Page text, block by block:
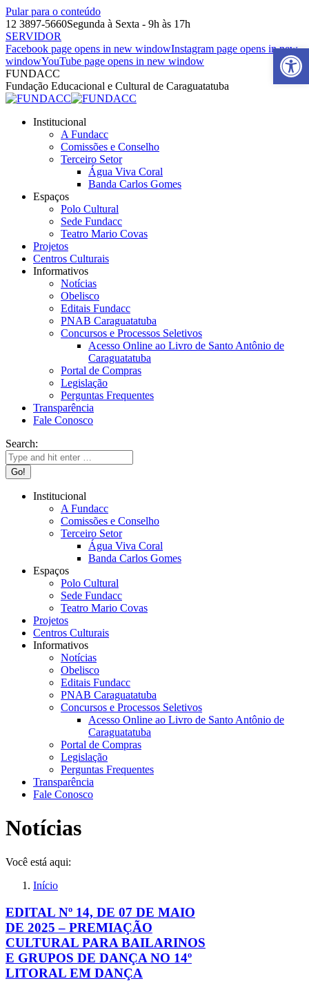
Pular para o conteúdo
12 3897-5660Segunda à Sexta - 9h às 17h
SERVIDOR
Facebook page opens in new windowInstagram page opens in new
windowYouTube page opens in new window
FUNDACC
Fundação Educacional e Cultural de Caraguatatuba
Institucional
A Fundacc
Comissões e Conselho
Terceiro Setor
Água Viva Coral
Banda Carlos Gomes
Espaços
Polo Cultural
Sede Fundacc
Teatro Mario Covas
Projetos
Centros Culturais
Informativos
Notícias
Obelisco
Editais Fundacc
PNAB Caraguatatuba
Concursos e Processos Seletivos
Acesso Online ao Livro de Santo Antônio de
Caraguatatuba
Portal de Compras
Legislação
Perguntas Frequentes
Transparência
Fale Conosco
Search:
Institucional
A Fundacc
Comissões e Conselho
Terceiro Setor
Água Viva Coral
Banda Carlos Gomes
Espaços
Polo Cultural
Sede Fundacc
Teatro Mario Covas
Projetos
Centros Culturais
Informativos
Notícias
Obelisco
Editais Fundacc
PNAB Caraguatatuba
Concursos e Processos Seletivos
Acesso Online ao Livro de Santo Antônio de
Caraguatatuba
Portal de Compras
Legislação
Perguntas Frequentes
Transparência
Fale Conosco
Notícias
Você está aqui:
Início
EDITAL Nº 14, DE 07 DE MAIO
DE 2025 – PREMIAÇÃO
CULTURAL PARA BAILARINOS
E GRUPOS DE DANÇA NO 14º
LITORAL EM DANÇA
Barra de